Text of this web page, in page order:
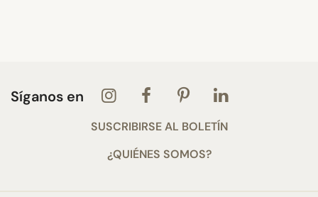
Síganos en
SUSCRIBIRSE AL BOLETÍN
¿QUIÉNES SOMOS?